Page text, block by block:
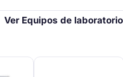
Ver Equipos de laboratorio